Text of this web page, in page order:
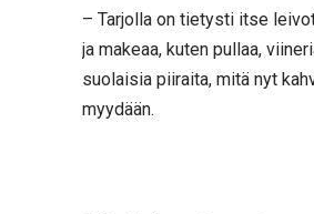
– Tarjolla on tietysti itse
ja makeaa, kuten pullaa,
suolaisia piiraita, mitä nyt
myydään.